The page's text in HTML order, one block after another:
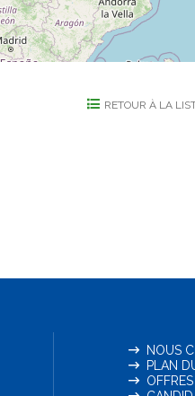
RETOUR À LA
NOUS
PLAN